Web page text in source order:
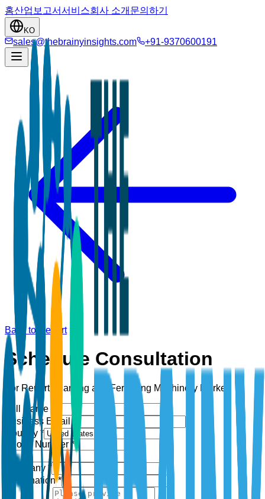
홈산업 보고서서비스회사 소개 문의하기
KO
sales@thebrainyinsights.com +91-9370600191
Back to Report
Schedule Consultation
For Report: Planting and Fertilizing Machinery Market
Full Name *
Business Email *
Country *
Phone Number *
Company *
Designation *